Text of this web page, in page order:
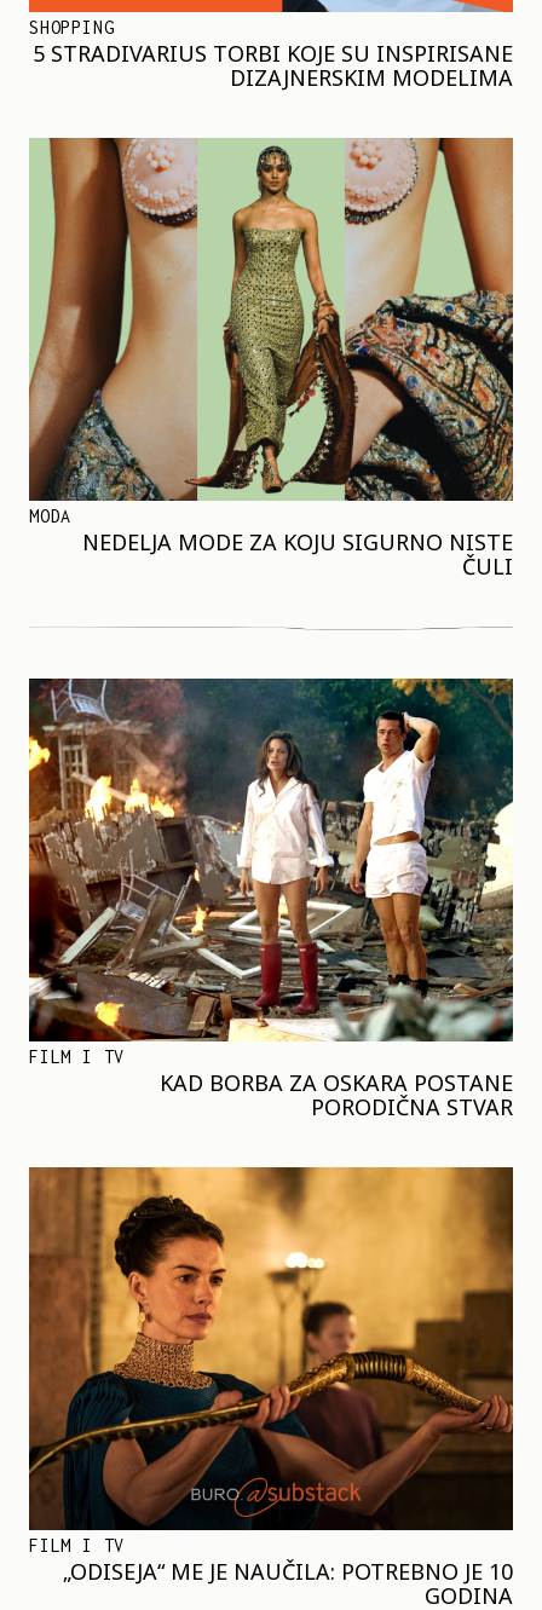
SHOPPING
5 STRADIVARIUS TORBI KOJE SU INSPIRISANE
DIZAJNERSKIM MODELIMA
MODA
NEDELJA MODE ZA KOJU SIGURNO NISTE
ČULI
FILM I TV
KAD BORBA ZA OSKARA POSTANE
PORODIČNA STVAR
FILM I TV
„ODISEJA“ ME JE NAUČILA: POTREBNO JE 10
GODINA